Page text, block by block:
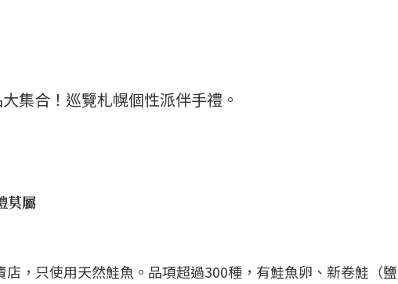
集合！巡覽札幌個性派伴手禮。
莫屬
，只使用天然鮭魚。品項超過300種，有鮭魚卵、新卷鮭（